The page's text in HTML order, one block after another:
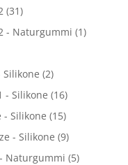
(31)
- Naturgummi (1)
Silikone (2)
- Silikone (16)
- Silikone (15)
- Silikone (9)
Naturgummi (5)